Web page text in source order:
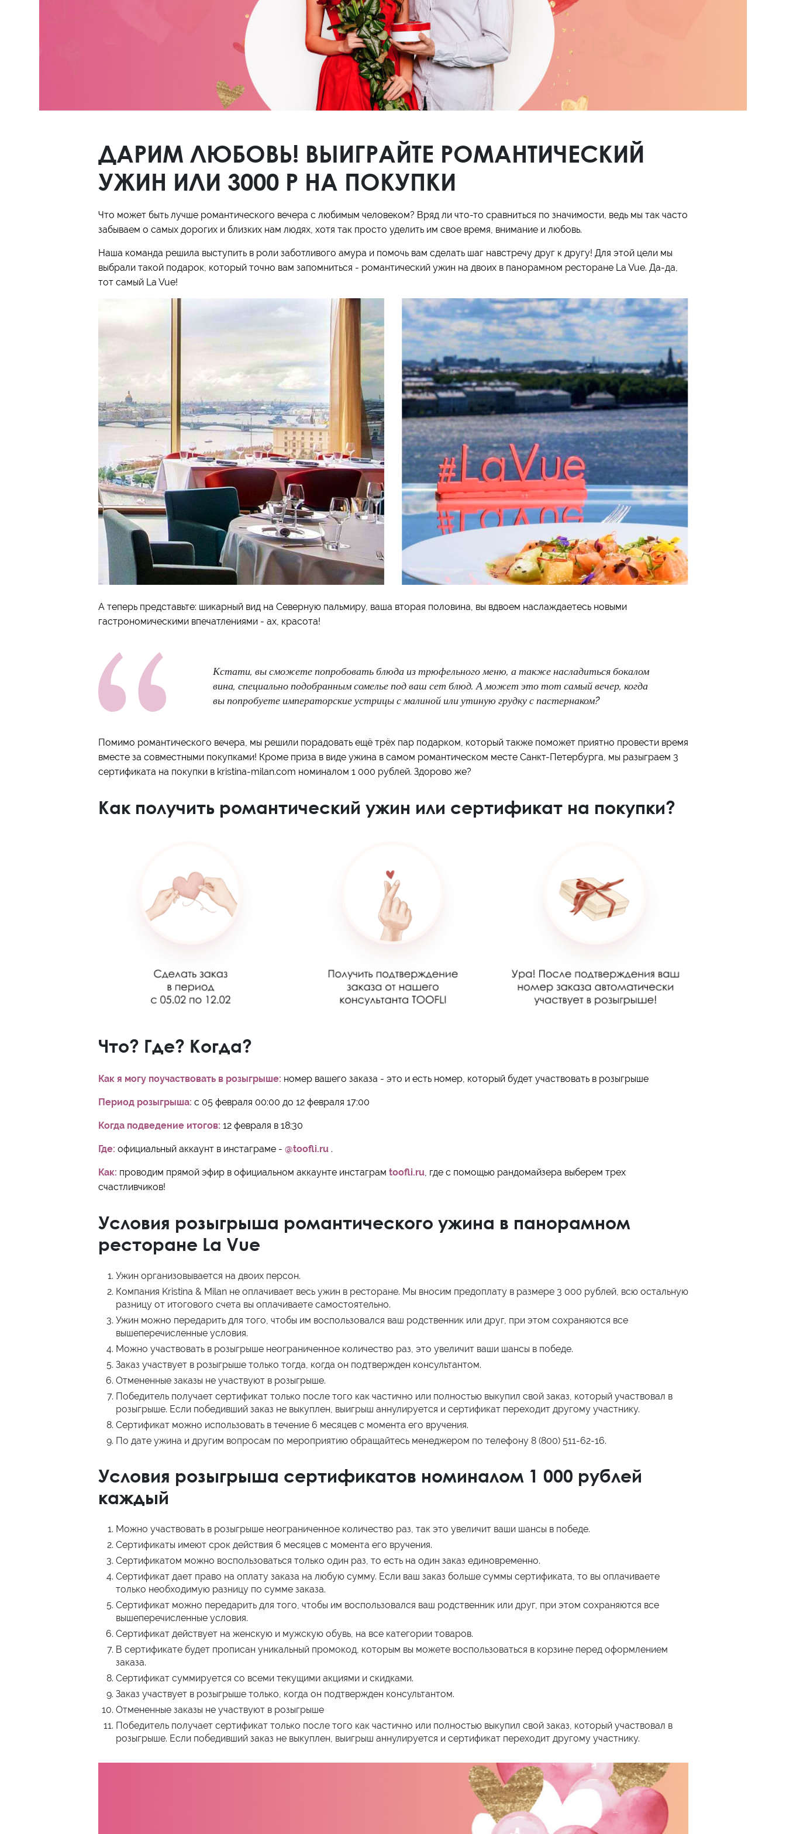
Полуботинки
Ботильоны
Кроссовки
Мюли
Полусапоги
ДАРИМ ЛЮБОВЬ! ВЫИГРАЙТЕ РОМАНТИЧЕСКИЙ
УЖИН ИЛИ 3000 Р НА ПОКУПКИ
Что может быть лучше романтического вечера с любимым человеком? Вряд ли что-то сравниться по значимости, ведь мы так часто
забываем о самых дорогих и близких нам людях, хотя так просто уделить им свое время, внимание и любовь.
Наша команда решила выступить в роли заботливого амура и помочь вам сделать шаг навстречу друг к другу! Для этой цели мы
выбрали такой подарок, который точно вам запомниться - романтический ужин на двоих в панорамном ресторане La Vue. Да-да,
тот самый La Vue!
А теперь представьте: шикарный вид на Северную пальмиру, ваша вторая половина, вы вдвоем наслаждаетесь новыми
гастрономическими впечатлениями - ах, красота!
Кстати, вы сможете попробовать блюда из трюфельного меню, а также насладиться бокалом
вина, специально подобранным сомелье под ваш сет блюд. А может это тот самый вечер, когда
вы попробуете императорские устрицы с малиной или утиную грудку с пастернаком?
Помимо романтического вечера, мы решили порадовать ещё трёх пар подарком, который также поможет приятно провести время
вместе за совместными покупками! Кроме приза в виде ужина в самом романтическом месте Санкт-Петербурга, мы разыграем 3
сертификата на покупки в kristina-milan.com номиналом 1 000 рублей. Здорово же?
Как получить романтический ужин или сертификат на покупки?
Что? Где? Когда?
Как я могу поучаствовать в розыгрыше: номер вашего заказа - это и есть номер, который будет участвовать в розыгрыше
Период розыгрыша: с 05 февраля 00:00 до 12 февраля 17:00
Когда подведение итогов: 12 февраля в 18:30
Где: официальный аккаунт в инстаграме - @toofli.ru .
Как: проводим прямой эфир в официальном аккаунте инстаграм toofli.ru, где с помощью рандомайзера выберем трех
счастливчиков!
Условия розыгрыша романтического ужина в панорамном
ресторане La Vue
Ужин организовывается на двоих персон.
Компания Kristina & Milan не оплачивает весь ужин в ресторане. Мы вносим предоплату в размере 3 000 рублей, всю остальную
разницу от итогового счета вы оплачиваете самостоятельно.
Ужин можно передарить для того, чтобы им воспользовался ваш родственник или друг, при этом сохраняются все
вышеперечисленные условия.
Можно участвовать в розыгрыше неограниченное количество раз, это увеличит ваши шансы в победе.
Заказ участвует в розыгрыше только тогда, когда он подтвержден консультантом.
Отмененные заказы не участвуют в розыгрыше.
Победитель получает сертификат только после того как частично или полностью выкупил свой заказ, который участвовал в
розыгрыше. Если победивший заказ не выкуплен, выигрыш аннулируется и сертификат переходит другому участнику.
Сертификат можно использовать в течение 6 месяцев с момента его вручения.
По дате ужина и другим вопросам по мероприятию обращайтесь менеджером по телефону 8 (800) 511-62-16.
Условия розыгрыша сертификатов номиналом 1 000 рублей
каждый
Можно участвовать в розыгрыше неограниченное количество раз, так это увеличит ваши шансы в победе.
Сертификаты имеют срок действия 6 месяцев с момента его вручения.
Сертификатом можно воспользоваться только один раз, то есть на один заказ единовременно.
Сертификат дает право на оплату заказа на любую сумму. Если ваш заказ больше суммы сертификата, то вы оплачиваете
только необходимую разницу по сумме заказа.
Сертификат можно передарить для того, чтобы им воспользовался ваш родственник или друг, при этом сохраняются все
вышеперечисленные условия.
Сертификат действует на женскую и мужскую обувь, на все категории товаров.
В сертификате будет прописан уникальный промокод, которым вы можете воспользоваться в корзине перед оформлением
заказа.
Сертификат суммируется со всеми текущими акциями и скидками.
Заказ участвует в розыгрыше только, когда он подтвержден консультантом.
Отмененные заказы не участвуют в розыгрыше
Победитель получает сертификат только после того как частично или полностью выкупил свой заказ, который участвовал в
розыгрыше. Если победивший заказ не выкуплен, выигрыш аннулируется и сертификат переходит другому участнику.